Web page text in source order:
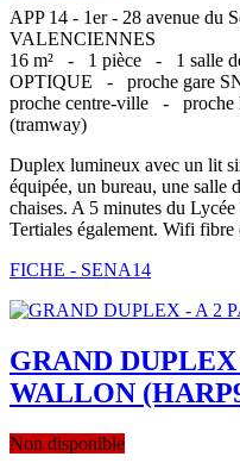
APP 14 - 1er - 28 avenue du
VALENCIENNES
16 m² - 1 pièce - 1 salle
OPTIQUE - proche gare
proche centre-ville -
(tramway)
Duplex lumineux avec un lit
équipée, un bureau, une salle
chaises. A 5 minutes du
Tertiales également. Wifi fibre
FICHE - SENA14
GRAND
WALLON
Non disponible